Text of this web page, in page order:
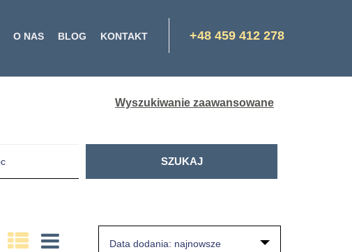
O NAS BLOG KONTAKT +48 459 412 278
Wyszukiwanie zaawansowane
Data dodania: najnowsze